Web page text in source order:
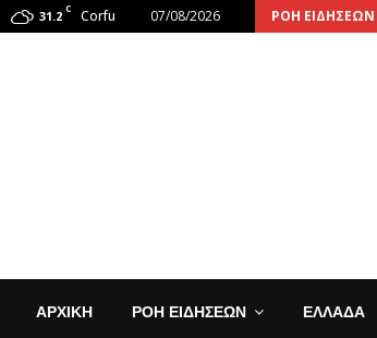
31.2 C Corfu 07/08/2026 ΡΟΗ ΕΙΔΗΣΕΩΝ
Οι φιναλίστ αναστάτωσαν την…
ΑΡΧΙΚΗ ΡΟΗ ΕΙΔΗΣΕΩΝ ΕΛΛΑΔΑ